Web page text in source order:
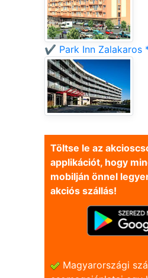
✔️ Park Inn Zalakaros
Töltse le az
applikációt, hogy
mobilján önnel
akciós szállás!
Magyarországi